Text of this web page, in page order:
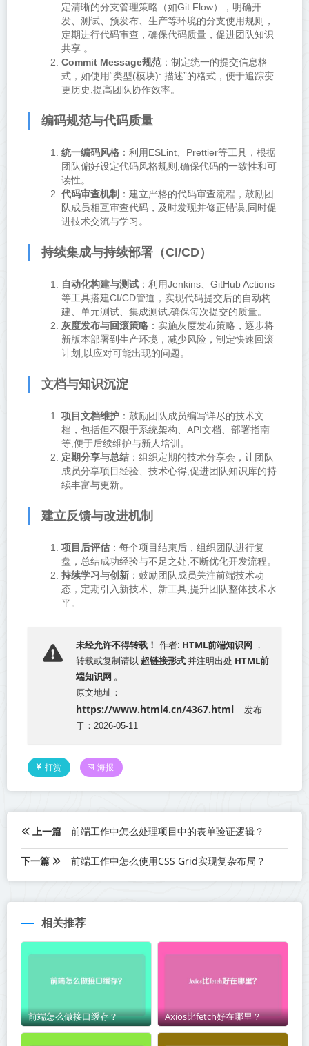
定清晰的分支管理策略（如Git Flow），明确开
发、测试、预发布、生产等环境的分支使用规则，
定期进行代码审查，确保代码质量，促进团队知识
共享 。
Commit Message规范 ：制定统一的提交信息格
式，如使用“类型(模块): 描述”的格式，便于追踪变
更历史,提高团队协作效率。
编码规范与代码质量
统一编码风格 ：利用ESLint、Prettier等工具，根据
团队偏好设定代码风格规则,确保代码的一致性和可
读性。
代码审查机制 ：建立严格的代码审查流程，鼓励团
队成员相互审查代码，及时发现并修正错误,同时促
进技术交流与学习。
持续集成与持续部署（CI/CD）
自动化构建与测试 ：利用Jenkins、GitHub Actions
等工具搭建CI/CD管道，实现代码提交后的自动构
建、单元测试、集成测试,确保每次提交的质量。
灰度发布与回滚策略 ：实施灰度发布策略，逐步将
新版本部署到生产环境，减少风险，制定快速回滚
计划,以应对可能出现的问题。
文档与知识沉淀
项目文档维护 ：鼓励团队成员编写详尽的技术文
档，包括但不限于系统架构、API文档、部署指南
等,便于后续维护与新人培训。
定期分享与总结 ：组织定期的技术分享会，让团队
成员分享项目经验、技术心得,促进团队知识库的持
续丰富与更新。
建立反馈与改进机制
项目后评估 ：每个项目结束后，组织团队进行复
盘，总结成功经验与不足之处,不断优化开发流程。
持续学习与创新 ：鼓励团队成员关注前端技术动
态，定期引入新技术、新工具,提升团队整体技术水
平。
未经允许不得转载！ 作者: HTML前端知识网 ，
转载或复制请以 超链接形式 并注明出处 HTML前
端知识网 。
原文地址：
https://www.html4.cn/4367.html
发布
于：2026-05-11
打赏 海报
上一篇 前端工作中怎么处理项目中的表单验证逻辑？
下一篇 前端工作中怎么使用CSS Grid实现复杂布局？
相关推荐
前端怎么做接口缓存？ Axios比fetch好在哪里？